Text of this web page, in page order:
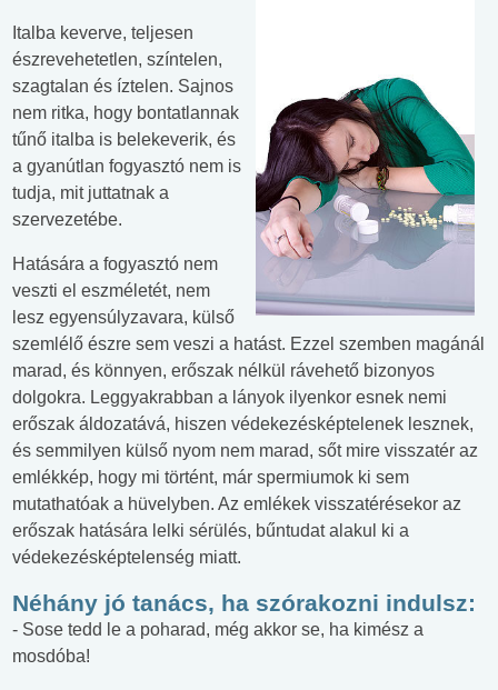
Italba keverve, teljesen
észrevehetetlen, színtelen,
szagtalan és íztelen. Sajnos
nem ritka, hogy bontatlannak
tűnő italba is belekeverik, és
a gyanútlan fogyasztó nem is
tudja, mit juttatnak a
szervezetébe.
Hatására a fogyasztó nem
veszti el eszméletét, nem
lesz egyensúlyzavara, külső
szemlélő észre sem veszi a hatást. Ezzel szemben magánál
marad, és könnyen, erőszak nélkül rávehető bizonyos
dolgokra. Leggyakrabban a lányok ilyenkor esnek nemi
erőszak áldozatává, hiszen védekezésképtelenek lesznek,
és semmilyen külső nyom nem marad, sőt mire visszatér az
emlékkép, hogy mi történt, már spermiumok ki sem
mutathatóak a hüvelyben. Az emlékek visszatérésekor az
erőszak hatására lelki sérülés, bűntudat alakul ki a
védekezésképtelenség miatt.
Néhány jó tanács, ha szórakozni indulsz:
- Sose tedd le a poharad, még akkor se, ha kimész a
mosdóba!